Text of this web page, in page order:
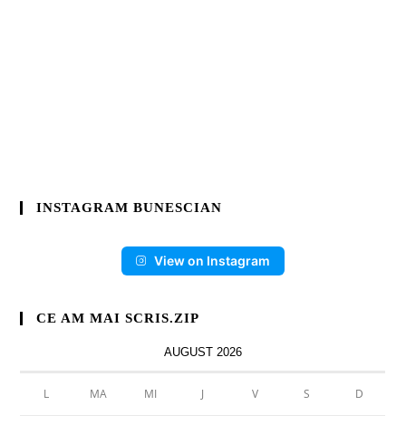
INSTAGRAM BUNESCIAN
View on Instagram
CE AM MAI SCRIS.ZIP
AUGUST 2026
L MA MI J V S D